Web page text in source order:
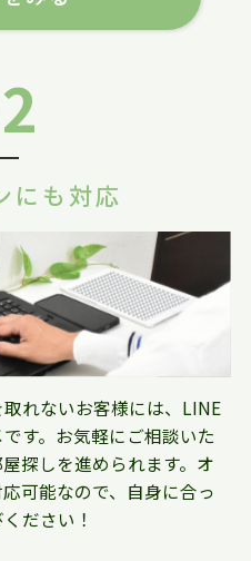
にも対応
れないお客様には、LINE
す。お気軽にご相談いた
探しを進められます。オ
可能なので、自身に合っ
ださい！